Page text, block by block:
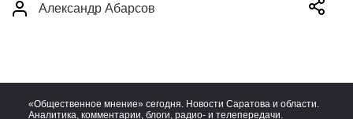
Александр Абарсов
«Общественное мнение» сегодня. Новости Саратова и области.
Аналитика, комментарии, блоги, радио- и телепередачи.